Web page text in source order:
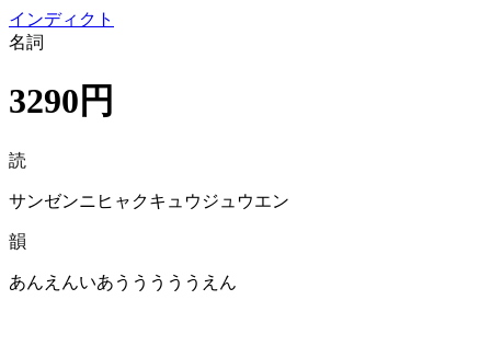
インディクト
名詞
3290円
読
サンゼンニヒャクキュウジュウエン
韻
あんえんいあうううううえん